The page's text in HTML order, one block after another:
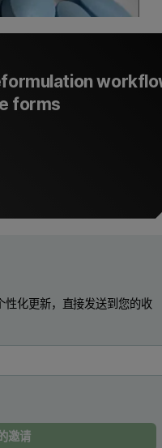
forms
性化更新，直接发送到您的收
邀请